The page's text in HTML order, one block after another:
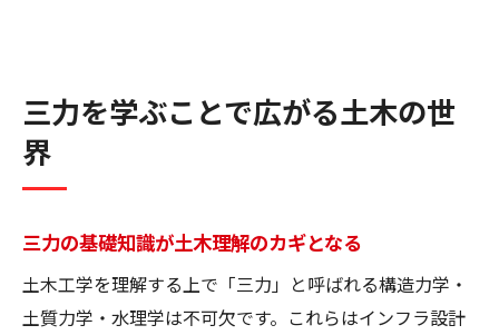
三力を学ぶことで広がる土木の世
界
三力の基礎知識が土木理解のカギとなる
土木工学を理解する上で「三力」と呼ばれる構造力学・
土質力学・水理学は不可欠です。これらはインフラ設計